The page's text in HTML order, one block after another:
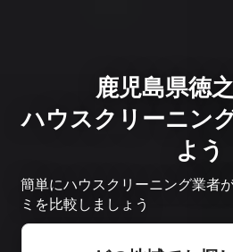
鹿児島県徳
ハウスクリーニン
よう
簡単にハウスクリーニング業者
ミを比較しましょう